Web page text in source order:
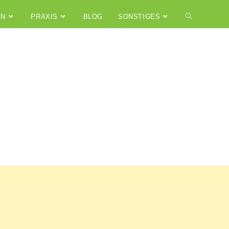
PRAXIS BLOG SONSTIGES